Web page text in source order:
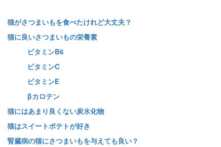
猫がさつまいもを食べたけれど大丈夫？
猫に良いさつまいもの栄養素
ビタミンB6
ビタミンC
ビタミンE
βカロテン
猫にはあまり良くない炭水化物
猫はスイートポテトが好き
腎臓病の猫にさつまいもを与えても良い？